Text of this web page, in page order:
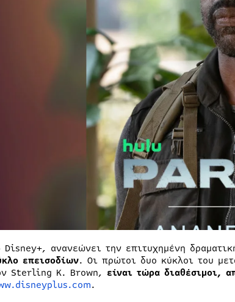
Disney+, ανανεώνει την επιτυχημένη
επεισοδίων. Οι πρώτοι δυο κύκλοι του
Sterling K. Brown, είναι τώρα διαθέσιμοι,
.